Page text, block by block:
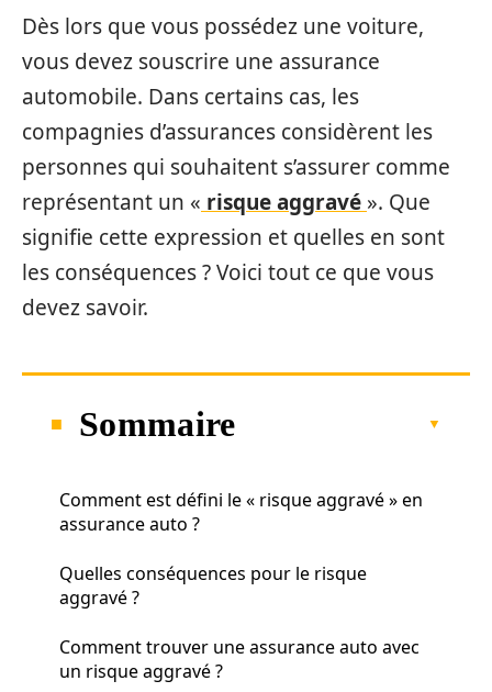
Dès lors que vous possédez une voiture,
vous devez souscrire une assurance
automobile. Dans certains cas, les
compagnies d’assurances considèrent les
personnes qui souhaitent s’assurer comme
représentant un « risque aggravé ». Que
signifie cette expression et quelles en sont
les conséquences ? Voici tout ce que vous
devez savoir.
Sommaire
Comment est défini le « risque aggravé » en
assurance auto ?
Quelles conséquences pour le risque
aggravé ?
Comment trouver une assurance auto avec
un risque aggravé ?